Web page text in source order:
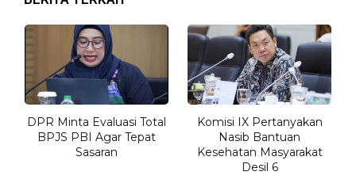
DPR Minta Evaluasi Total
BPJS PBI Agar Tepat
Sasaran
Komisi IX Pertanyakan
Nasib Bantuan
Kesehatan Masyarakat
Desil 6